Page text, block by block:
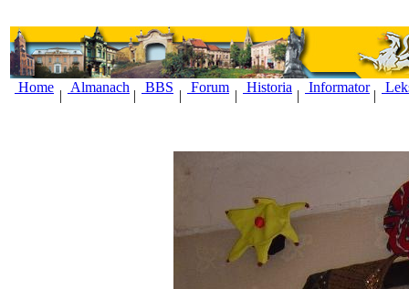
Home
|
Almanach
|
BBS
|
Forum
|
Historia
|
Informator
|